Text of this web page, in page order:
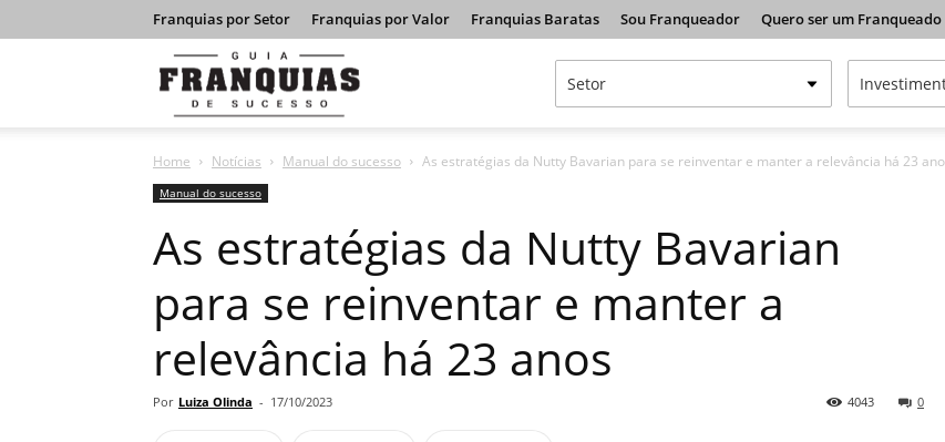
Franquias por Setor Franquias por Valor Franquias Baratas Sou Franqueador Quero ser um Franqueado
Franquias
de
Sucesso
Home Notícias Manual do sucesso As estratégias da Nutty Bavarian para se reinventar e manter a relevância há 23
Manual do sucesso
As estratégias da Nutty Bavarian
para se reinventar e manter a
relevância há 23 anos
Por Luiza Olinda - 17/10/2023 0
4043